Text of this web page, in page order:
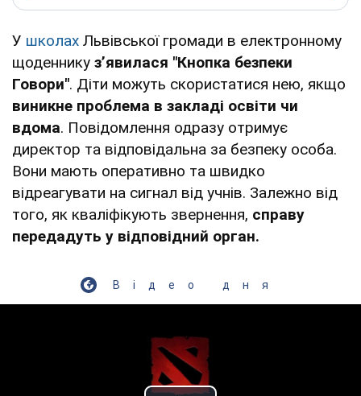
У школах Львівської громади в електронному
щоденнику з’явилася "Кнопка безпеки
Говори". Діти можуть скористатися нею, якщо
виникне проблема в закладі освіти чи
вдома. Повідомлення одразу отримує
директор та відповідальна за безпеку особа.
Вони мають оперативно та швидко
відреагувати на сигнал від учнів. Залежно від
того, як кваліфікують звернення, справу
передадуть у відповідний орган.
Відео дня